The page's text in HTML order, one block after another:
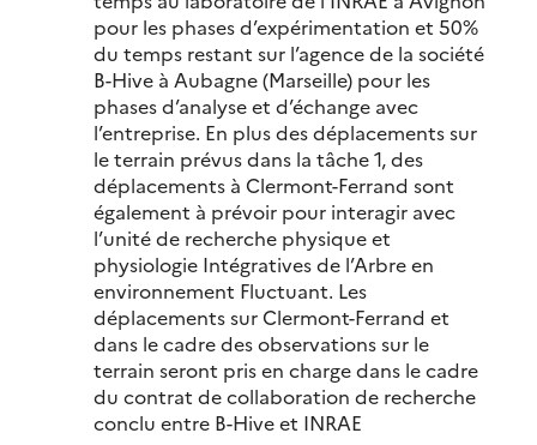
pour les phases d’expérimentation et 50%
du temps restant sur l’agence de la société
B-Hive à Aubagne (Marseille) pour les
phases d’analyse et d’échange avec
l’entreprise. En plus des déplacements sur
le terrain prévus dans la tâche 1, des
déplacements à Clermont-Ferrand sont
également à prévoir pour interagir avec
l’unité de recherche physique et
physiologie Intégratives de l’Arbre en
environnement Fluctuant. Les
déplacements sur Clermont-Ferrand et
dans le cadre des observations sur le
terrain seront pris en charge dans le cadre
du contrat de collaboration de recherche
conclu entre B-Hive et INRAE